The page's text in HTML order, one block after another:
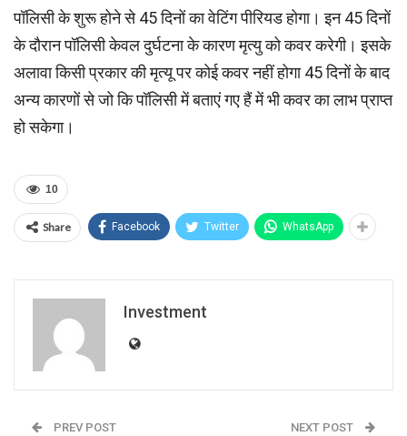
पॉलिसी के शुरू होने से 45 दिनों का वेटिंग पीरियड होगा। इन 45 दिनों
के दौरान पॉलिसी केवल दुर्घटना के कारण मृत्यु को कवर करेगी। इसके
अलावा किसी प्रकार की मृत्‍यू पर कोई कवर नहीं होगा 45 दिनों के बाद
अन्‍य कारणों से जो कि पॉलिसी में बताएं गए हैं में भी कवर का लाभ प्राप्‍त
हो सकेगा।
10
Share Facebook Twitter WhatsApp
Investment
PREV POST NEXT POST